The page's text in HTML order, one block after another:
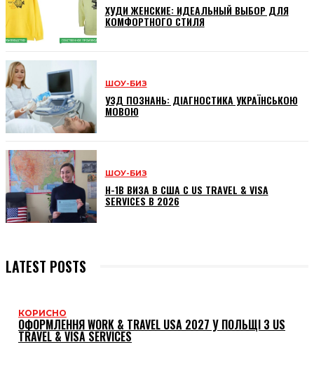
ХУДИ ЖЕНСКИЕ: ИДЕАЛЬНЫЙ ВЫБОР ДЛЯ
КОМФОРТНОГО СТИЛЯ
ШОУ-БИЗ
УЗД ПОЗНАНЬ: ДІАГНОСТИКА УКРАЇНСЬКОЮ
МОВОЮ
ШОУ-БИЗ
H-1B ВИЗА В США С US TRAVEL & VISA
SERVICES В 2026
LATEST POSTS
КОРИСНО
ОФОРМЛЕННЯ WORK & TRAVEL USA 2027 У ПОЛЬЩІ З US
TRAVEL & VISA SERVICES